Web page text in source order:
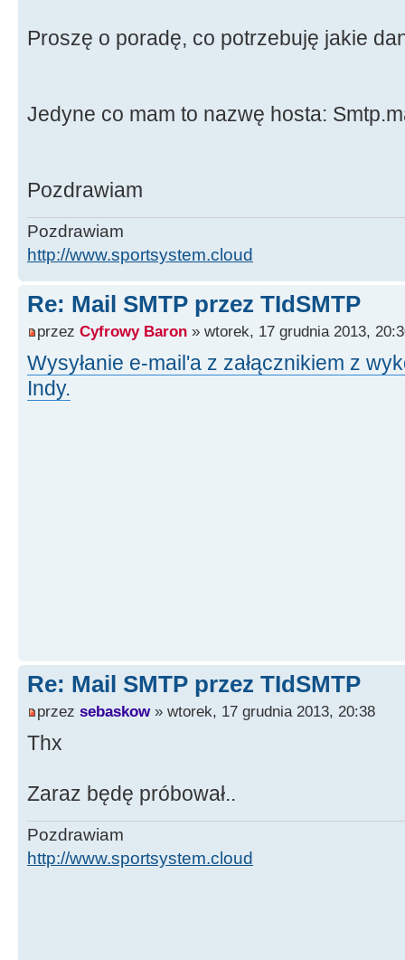
Proszę o poradę, co potrzebuję jakie
Jedyne co mam to nazwę hosta:
Pozdrawiam
Pozdrawiam
http://www.sportsystem.cloud
Re: Mail SMTP przez TIdSMTP
przez Cyfrowy Baron » wtorek, 17 grudnia 2013,
Wysyłanie e-mail'a z załącznikiem z
Indy.
Re: Mail SMTP przez TIdSMTP
przez sebaskow» wtorek, 17 grudnia 2013, 20:38
Thx
Zaraz będę próbował..
Pozdrawiam
http://www.sportsystem.cloud